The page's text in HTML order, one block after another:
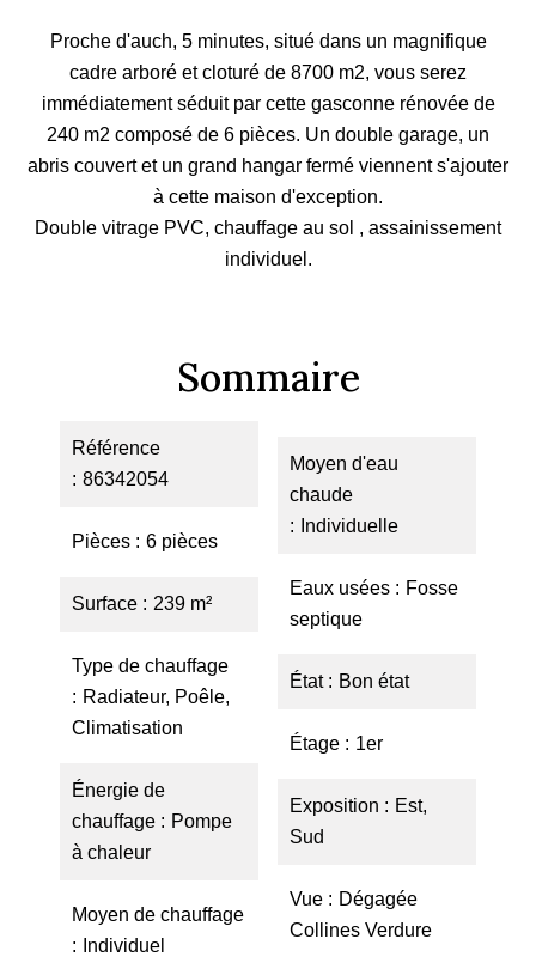
Proche d'auch, 5 minutes, situé dans un magnifique
cadre arboré et cloturé de 8700 m2, vous serez
immédiatement séduit par cette gasconne rénovée de
240 m2 composé de 6 pièces. Un double garage, un
abris couvert et un grand hangar fermé viennent s'ajouter
à cette maison d'exception.
Double vitrage PVC, chauffage au sol , assainissement
individuel.
Sommaire
Référence
86342054
Pièces 6 pièces
Surface 239 m²
Type de chauffage
Radiateur, Poêle,
Climatisation
Énergie de
chauffage
Pompe
à chaleur
Moyen de chauffage
Individuel
Moyen d'eau
chaude
Individuelle
Eaux usées
Fosse
septique
État Bon état
Étage 1er
Exposition
Est,
Sud
Vue
Dégagée
Collines Verdure